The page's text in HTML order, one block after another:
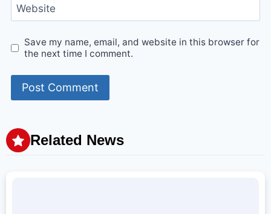
Website
Save my name, email, and website in this browser for
the next time I comment.
Related News